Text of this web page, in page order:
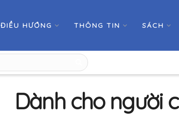
ĐIỀU HƯỚNG THÔNG TIN SÁCH
Dành cho người